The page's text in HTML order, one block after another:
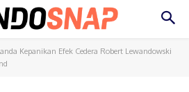
Kepanikan Efek Cedera Robert Lewandowski